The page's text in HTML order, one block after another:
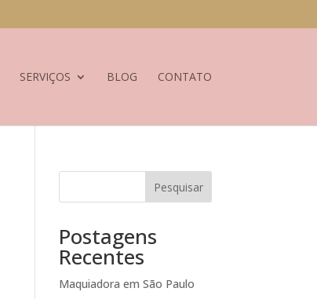
SERVIÇOS BLOG CONTATO
Pesquisar
Postagens
Recentes
Maquiadora em São Paulo